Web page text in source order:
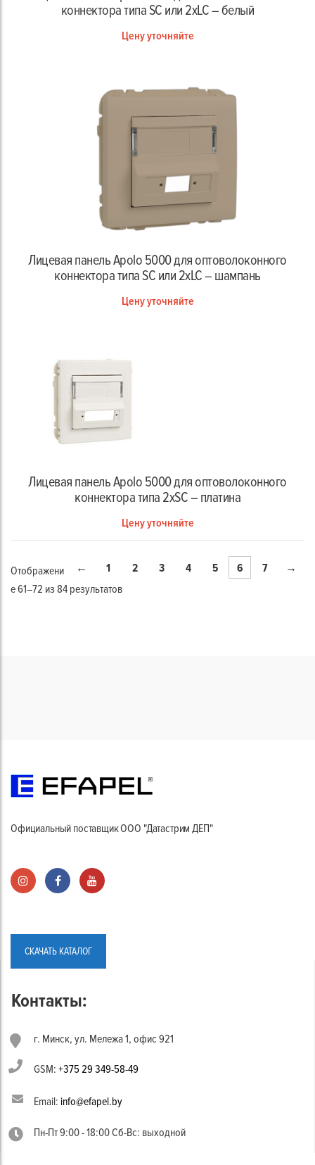
коннектора типа SC или 2xLC – белый
Цену уточняйте
Лицевая панель Apolo 5000 для оптоволоконного
коннектора типа SC или 2xLC – шампань
Цену уточняйте
Лицевая панель Apolo 5000 для оптоволоконного
коннектора типа 2хSC – платина
Цену уточняйте
← 1 2 3 4 5 6 7 →
Отображени
е 61–72 из 84 результатов
Официальный поставщик ООО "Датастрим ДЕП"
СКАЧАТЬ КАТАЛОГ
Контакты:
г. Минск, ул. Мележа 1, офис 921
GSM: +375 29 349-58-49
Email: info@efapel.by
Пн-Пт 9:00 - 18:00 Сб-Вс: выходной